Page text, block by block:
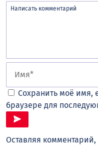
Сохранить моё имя,
браузере для
Оставляя